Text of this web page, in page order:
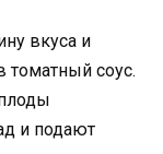
вкуса и
томатный соус.
и подают